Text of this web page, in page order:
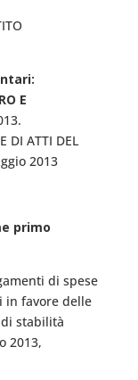
E
DI ATTI DEL
2013
primo
di spese
in favore delle
stabilità
2013,